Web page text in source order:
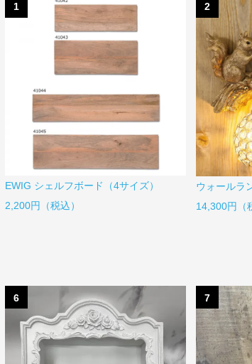
1
EWIG シェルフボード（4サイズ）
2,200円（税込）
2
ウォールラ
14,300円（
6 7